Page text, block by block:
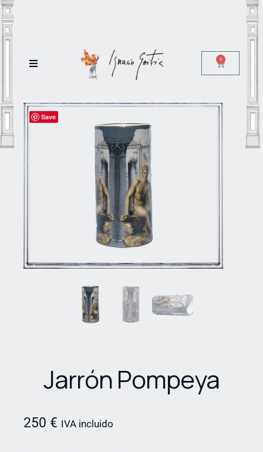
0
Save
Jarrón Pompeya
250 € IVA incluido